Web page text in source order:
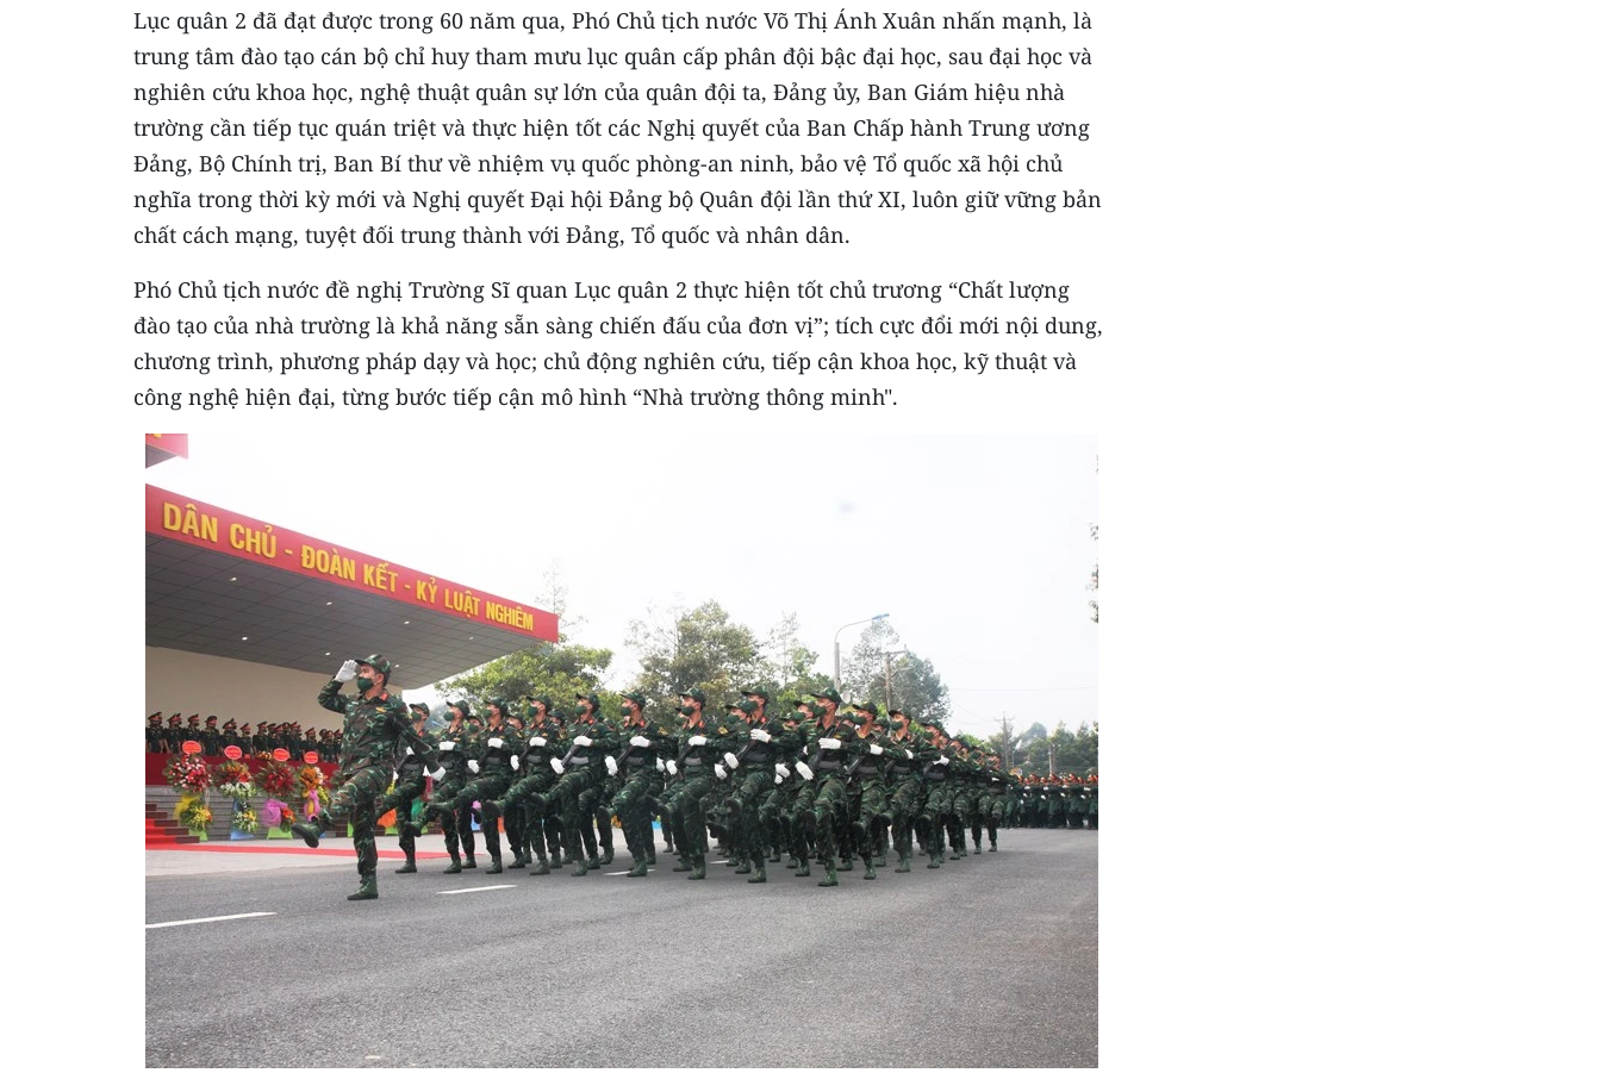
Lục quân 2 đã đạt được trong 60 năm qua, Phó Chủ tịch nước Võ Thị Ánh Xuân nhấn mạnh, là
trung tâm đào tạo cán bộ chỉ huy tham mưu lục quân cấp phân đội bậc đại học, sau đại học và
nghiên cứu khoa học, nghệ thuật quân sự lớn của quân đội ta, Đảng ủy, Ban Giám hiệu nhà
trường cần tiếp tục quán triệt và thực hiện tốt các Nghị quyết của Ban Chấp hành Trung ương
Đảng, Bộ Chính trị, Ban Bí thư về nhiệm vụ quốc phòng-an ninh, bảo vệ Tổ quốc xã hội chủ
nghĩa trong thời kỳ mới và Nghị quyết Đại hội Đảng bộ Quân đội lần thứ XI, luôn giữ vững bản
chất cách mạng, tuyệt đối trung thành với Đảng, Tổ quốc và nhân dân.
Phó Chủ tịch nước đề nghị Trường Sĩ quan Lục quân 2 thực hiện tốt chủ trương “Chất lượng
đào tạo của nhà trường là khả năng sẵn sàng chiến đấu của đơn vị”; tích cực đổi mới nội dung,
chương trình, phương pháp dạy và học; chủ động nghiên cứu, tiếp cận khoa học, kỹ thuật và
công nghệ hiện đại, từng bước tiếp cận mô hình “Nhà trường thông minh".